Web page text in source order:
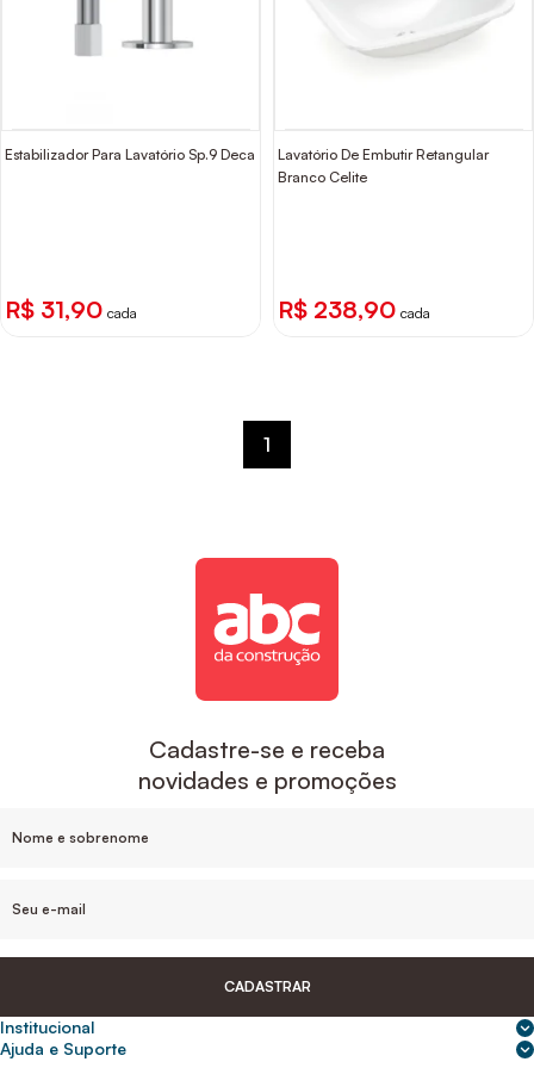
Estabilizador Para Lavatório Sp.9 Deca
R$ 31,90 cada
Lavatório De Embutir Retangular
Branco Celite
R$ 238,90 cada
1
Cadastre-se e receba
novidades e promoções
CADASTRAR
Institucional
Sobre nós
Ajuda e Suporte